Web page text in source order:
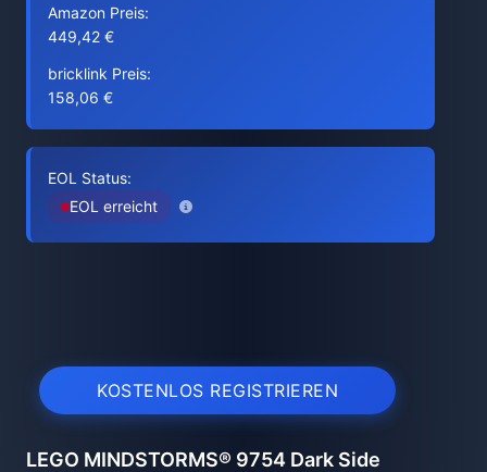
Amazon Preis:
449,42 €
bricklink Preis:
158,06 €
EOL Status:
EOL erreicht
KOSTENLOS REGISTRIEREN
LEGO MINDSTORMS® 9754 Dark Side